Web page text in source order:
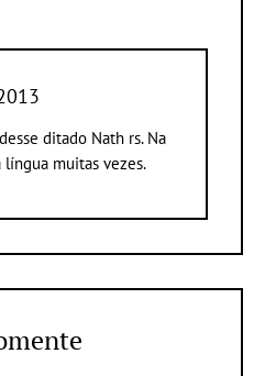
ditado Nath rs. Na
língua muitas vezes.